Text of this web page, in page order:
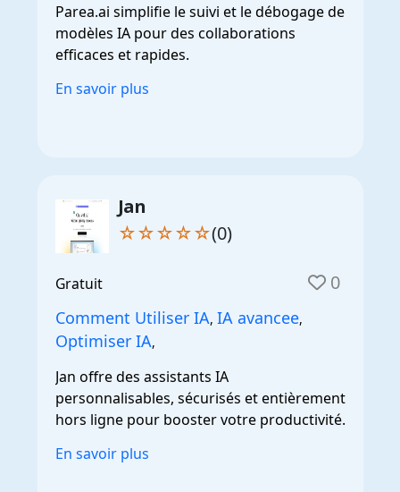
Parea.ai simplifie le suivi et le débogage de
modèles IA pour des collaborations
efficaces et rapides.
En savoir plus
Jan
☆☆☆☆☆(0)
Gratuit 0
Comment Utiliser IA, IA avancee,
Optimiser IA,
Jan offre des assistants IA
personnalisables, sécurisés et entièrement
hors ligne pour booster votre productivité.
En savoir plus